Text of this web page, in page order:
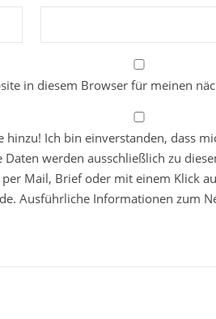
in diesem Browser für meinen
hinzu! Ich bin einverstanden, dass
werden ausschließlich zu
Mail, Brief oder mit einem Klick
Ausführliche Informationen zum